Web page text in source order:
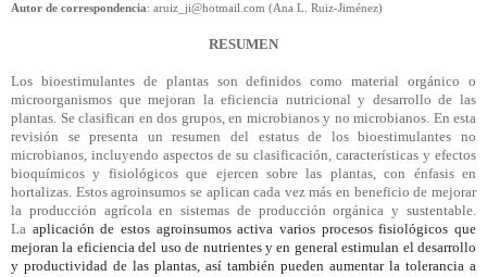
Autor de correspondencia: aruiz_ji@hotmail.com (Ana L. Ruiz-Jiménez)
RESUMEN
Los bioestimulantesde plantas son definidos como material orgánico o
microorganismos que mejoran la eficiencia nutricional y desarrollo de las
plantas. Se clasifican en dos grupos, en microbianos y no microbianos. En esta
revisión se presenta un resumen del estatus de losbioestimulantes no
microbianos, incluyendo aspectos de su clasificación, características y efectos
bioquímicos y fisiológicos que ejercen sobre las plantas, con énfasis en
hortalizas. Estosagroinsumos se aplican cada vez más en beneficio de mejorar
la producción agrícola en sistemas de producción orgánica y sustentable.
La aplicación de estos agroinsumosactiva varios procesos fisiológicos que
mejoran la eficiencia del uso de nutrientes y en general estimulan el desarrollo
y productividad de las plantas, así también pueden aumentar la tolerancia a